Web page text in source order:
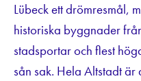
Lübeck ett drömresmål,
historiska byggnader
stadsportar och flest
sån sak. Hela Altstadt är